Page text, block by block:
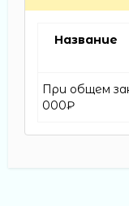
Название
При общем
000₽